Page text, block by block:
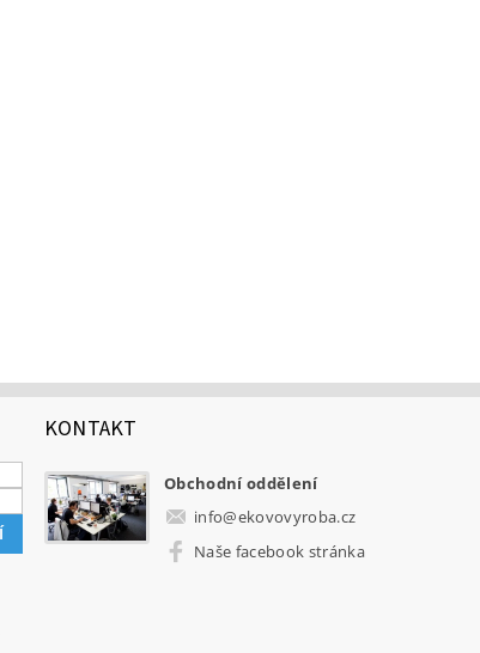
KONTAKT
Obchodní oddělení
info@ekovovyroba.cz
Naše facebook stránka